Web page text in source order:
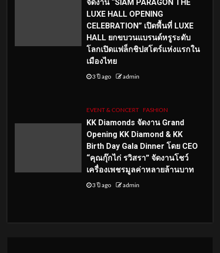
จัดงาน “SIAM PARAGON THE
LUXE HALL OPENING
CELEBRATION” เปิดพื้นที่ LUXE
HALL ยกขบวนแบรนด์หรูระดับ
โลกเปิดแฟล็กชิปสโตร์แห่งแรกใน
เมืองไทย
3 ปี ago admin
EVENT & CONCERT FASHION
KK Diamonds จัดงาน Grand
Opening KK Diamond & KK
Birth Day Gala Dinner โดย CEO
“คุณกุ๊กไก่ รวิสรา” จัดงานโชว์
เครื่องเพชรมูลค่าหลายล้านบาท
3 ปี ago admin